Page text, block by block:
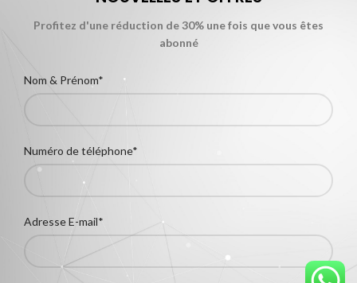
Profitez d'une réduction de 30% une fois que vous êtes
abonné
Nom & Prénom*
Numéro de téléphone*
Adresse E-mail*